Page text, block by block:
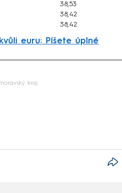
38,53
38,42
38,42
euru: Píšete úplné
kraj